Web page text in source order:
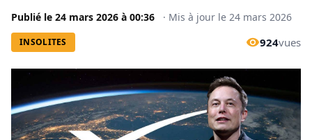
Publié le 24 mars 2026 à 00:36 · Mis à jour le 24 mars 2026
INSOLITES 924vues